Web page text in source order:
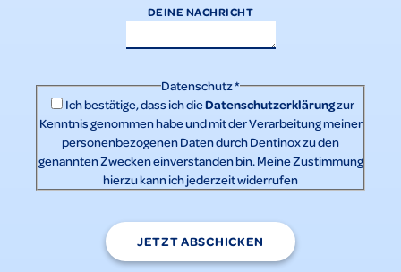
DEINE NACHRICHT
Datenschutz*
Ich bestätige, dass ich dieDatenschutzerklärungzur
Kenntnis genommen habe und mit der Verarbeitung meiner
personenbezogenen Daten durch Dentinox zu den
genannten Zwecken einverstanden bin. Meine Zustimmung
hierzu kann ich jederzeit widerrufen
JETZT ABSCHICKEN